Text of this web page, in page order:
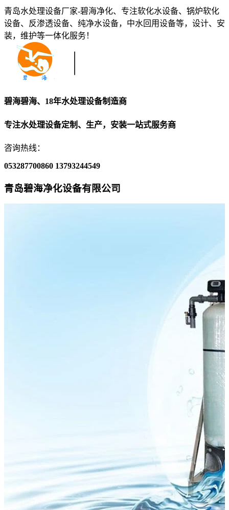
青岛水处理设备厂家-碧海净化、专注软化水设备、锅炉软化
设备、反渗透设备、纯净水设备，中水回用设备等，设计、安
装，维护等一体化服务！
碧海碧海、18年水处理设备制造商
专注水处理设备定制、生产，安装一站式服务商
咨询热线：
053287700860 13793244549
青岛碧海净化设备有限公司